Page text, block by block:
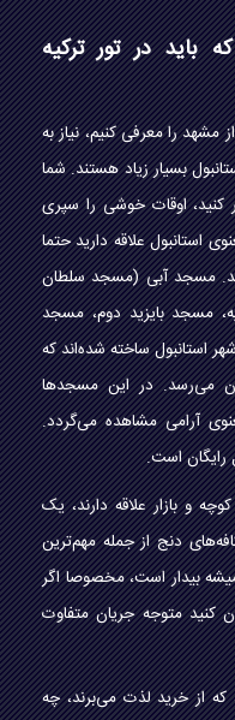
باید در تور ترکیه
مشهد را معرفی کنیم، نیاز به
بسیار زیاد هستند. شما
کنید، اوقات خوشی را سپری
استانبول علاقه دارید حتما
مسجد آبی (مسجد سلطان
مسجد بایزید دوم، مسجد
استانبول ساخته شده‌اند که
می‌رسد. در این مسجد‌ها
آرامی مشاهده می‌گردد.
رایگان است.
و بازار علاقه دارند، یک
دنج از جمله مهم‌ترین
بیدار است، مخصوصا اگر
کنید متوجه جریان متفاوت
از خرید لذت می‌برند، چه